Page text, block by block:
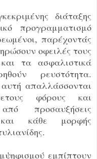
διάταξης
προγραμματισμό
παρέχοντάς
οφειλές τους
τα ασφαλιστικά
ρευστότητα.
απαλλάσσονται
φόρους και
προσαυξήσεις
και κάθε μορφής
εμπίπτουν